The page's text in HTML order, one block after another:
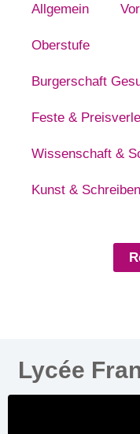
Allgemein
Oberstufe
Burgerschaft
Feste &
Wissenschaft &
Kunst & Schreiben
Lycée